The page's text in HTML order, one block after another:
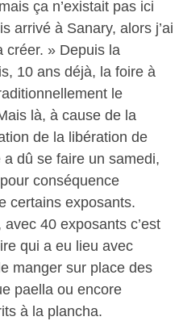
ça n’existait pas ici
arrivé à Sanary, alors j’ai
créer. » Depuis la
10 ans déjà, la foire à
le
là, à cause de la
de la libération de
a dû se faire un samedi,
conséquence
certains exposants.
avec 40 exposants c’est
qui a eu lieu avec
manger sur place des
paella ou encore
à la plancha.